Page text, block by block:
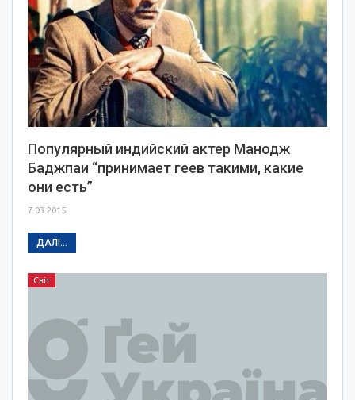
Популярный индийский актер Манодж
Баджпаи “принимает геев такими, какие
они есть”
7.03.2015
ДАЛІ...
Світ